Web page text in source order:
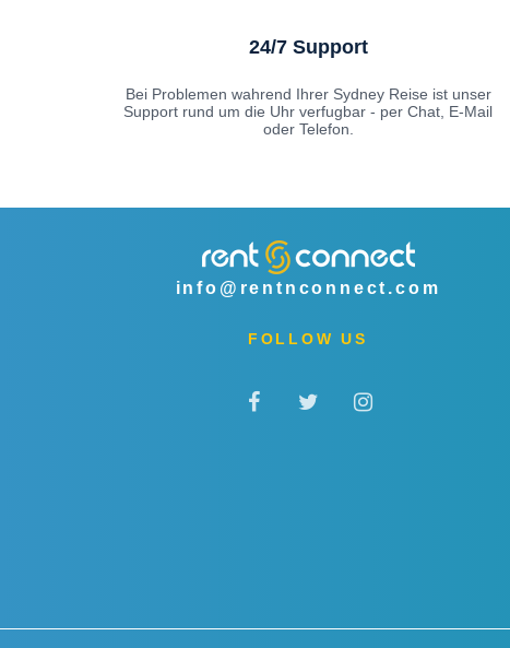
24/7 Support
Bei Problemen wahrend Ihrer Sydney Reise ist unser
Support rund um die Uhr verfugbar - per Chat, E-Mail
oder Telefon.
info@rentnconnect.com
FOLLOW US